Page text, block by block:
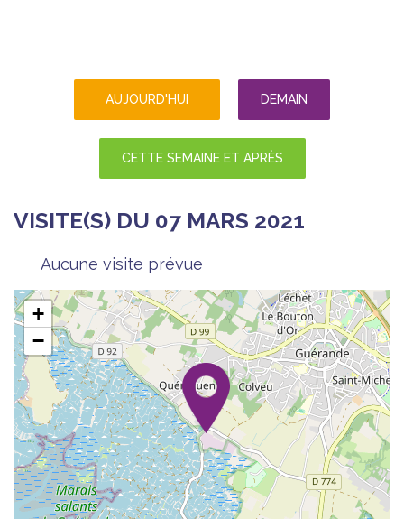
AUJOURD'HUI DEMAIN
CETTE SEMAINE ET APRÈS
VISITE(S) DU 07 MARS 2021
Aucune visite prévue
+
−